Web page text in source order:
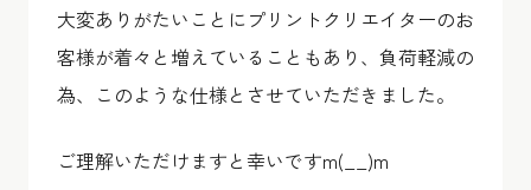
大変ありがたいことにプリントクリエイターのお
客様が着々と増えていることもあり、負荷軽減の
為、このような仕様とさせていただきました。
ご理解いただけますと幸いですm(__)m